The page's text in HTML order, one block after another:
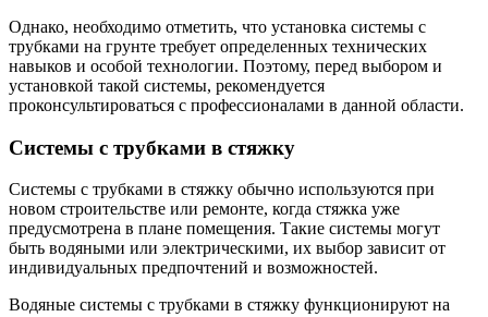
Однако, необходимо отметить, что установка системы с
трубками на грунте требует определенных технических
навыков и особой технологии. Поэтому, перед выбором и
установкой такой системы, рекомендуется
проконсультироваться с профессионалами в данной области.
Системы с трубками в стяжку
Системы с трубками в стяжку обычно используются при
новом строительстве или ремонте, когда стяжка уже
предусмотрена в плане помещения. Такие системы могут
быть водяными или электрическими, их выбор зависит от
индивидуальных предпочтений и возможностей.
Водяные системы с трубками в стяжку функционируют на